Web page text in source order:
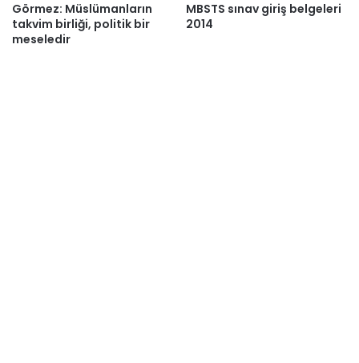
Görmez: Müslümanların
takvim birliği, politik bir
meseledir
MBSTS sınav giriş belgeleri
2014